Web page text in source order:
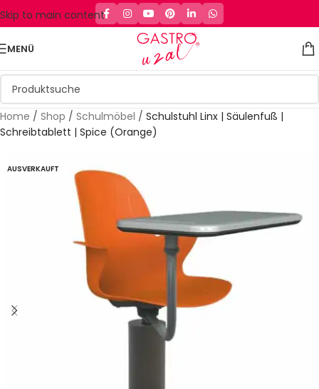
Skip to main content
MENÜ
Home / Shop / Schulmöbel / Schulstuhl Linx | Säulenfuß |
Schreibtablett | Spice (Orange)
AUSVERKAUFT